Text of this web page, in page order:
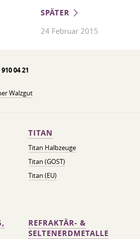
SPÄTER
24 Februar 2015
04 21
Walzgut
TITAN
Titan Halbzeuge
Titan (GOST)
Titan (EU)
REFRAKTÄR- &
SELTENERDMETALLE